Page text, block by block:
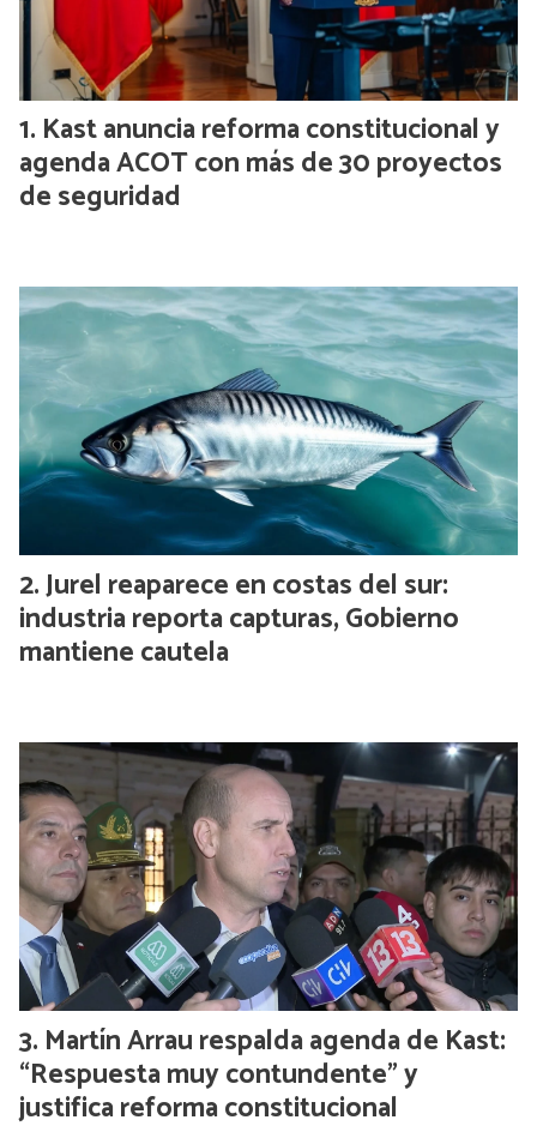
Kast anuncia reforma constitucional y
agenda ACOT con más de 30 proyectos
de seguridad
Jurel reaparece en costas del sur:
industria reporta capturas, Gobierno
mantiene cautela
Martín Arrau respalda agenda de Kast:
“Respuesta muy contundente” y
justifica reforma constitucional